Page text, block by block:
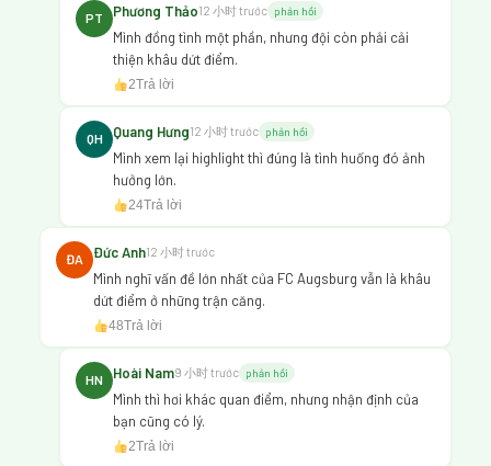
PT Phương Thảo12 小时 trước phản hồi
Mình đồng tình một phần, nhưng đội còn phải cải
thiện khâu dứt điểm.
2Trả lời
QH Quang Hưng12 小时 trước phản hồi
Mình xem lại highlight thì đúng là tình huống đó ảnh
hưởng lớn.
24Trả lời
ĐA Đức Anh12 小时 trước
Mình nghĩ vấn đề lớn nhất của FC Augsburg vẫn là khâu
dứt điểm ở những trận căng.
48Trả lời
HN Hoài Nam9 小时 trước phản hồi
Mình thì hơi khác quan điểm, nhưng nhận định của
bạn cũng có lý.
2Trả lời